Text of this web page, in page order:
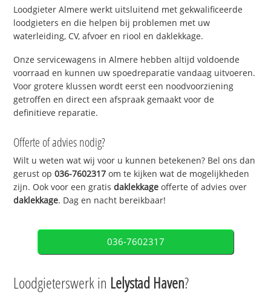
Loodgieter Almere werkt uitsluitend met gekwalificeerde
loodgieters en die helpen bij problemen met uw
waterleiding, CV, afvoer en riool en daklekkage.
Onze servicewagens in Almere hebben altijd voldoende
voorraad en kunnen uw spoedreparatie vandaag uitvoeren.
Voor grotere klussen wordt eerst een noodvoorziening
getroffen en direct een afspraak gemaakt voor de
definitieve reparatie.
Offerte of advies nodig?
Wilt u weten wat wij voor u kunnen betekenen? Bel ons dan
gerust op036-7602317 om te kijken wat de mogelijkheden
zijn. Ook voor een gratisdaklekkage offerte of advies over
daklekkage. Dag en nacht bereikbaar!
036-7602317
Loodgieterswerk in Lelystad Haven?